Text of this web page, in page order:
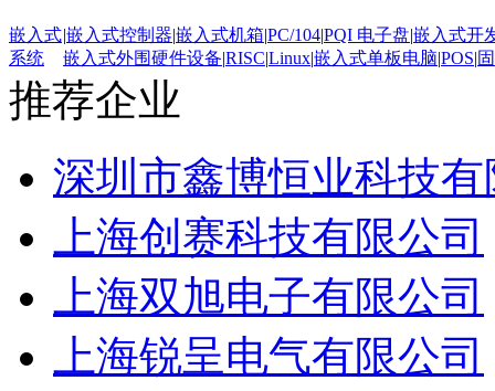
嵌入式
系统
|嵌入式控制器|嵌入式机箱|PC/104|PQI 电子盘|嵌入式开
嵌入式外围硬件设备|RISC|Linux|嵌入式单板电脑|POS|
推荐企业
深圳市鑫博恒业科技
上海创赛科技有限公司
上海双旭电子有限公司
上海锐呈电气有限公司